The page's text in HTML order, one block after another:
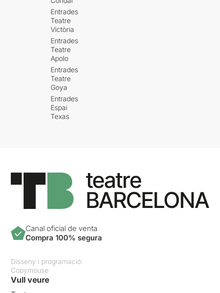
Entrades
Teatre
Victòria
Entrades
Teatre
Apolo
Entrades
Teatre
Goya
Entrades
Espai
Texas
Canal oficial de venta
Compra 100% segura
Disseny i programació:
Copymouse
Vull veure